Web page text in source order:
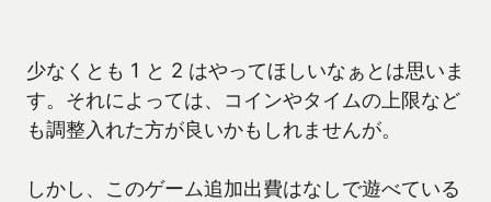
少なくとも 1 と 2 はやってほしいなぁとは思いま
す。それによっては、コインやタイムの上限など
も調整入れた方が良いかもしれませんが。
しかし、このゲーム追加出費はなしで遊べている